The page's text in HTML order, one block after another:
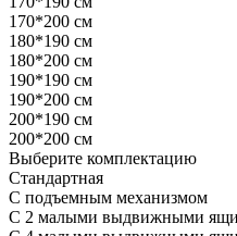
170*200 см
180*190 см
180*200 см
190*190 см
190*200 см
200*190 см
200*200 см
Выберите комплектацию
Стандартная
С подъемным механизмом
С 2 малыми выдвижными